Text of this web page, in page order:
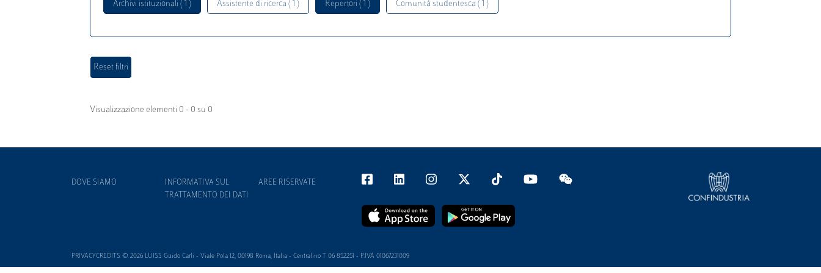
Archivi istituzionali ( 1 ) Assistente di ricerca ( 1 ) Repertori ( 1 ) Comunità studentesca ( 1 )
Visualizzazione elementi 0 - 0 su 0
DOVE SIAMO
INFORMATIVA SUL
TRATTAMENTO DEI DATI
AREE RISERVATE
PRIVACYCREDITS © 2026 LUISS Guido Carli - Viale Pola 12, 00198 Roma, Italia - Centralino T 06 852251 - P.IVA 01067231009